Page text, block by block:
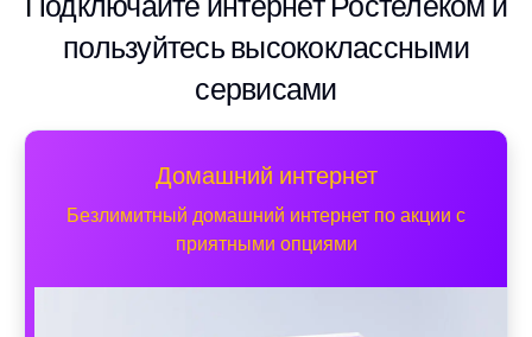
пользуйтесь высококлассными
сервисами
Домашний интернет
Безлимитный домашний интернет по акции с
приятными опциями